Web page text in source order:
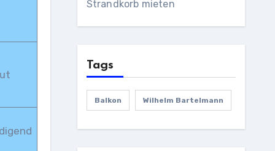
Strandkorb mieten
Tags
Balkon Wilhelm Bartelmann